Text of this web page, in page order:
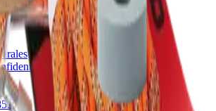
: